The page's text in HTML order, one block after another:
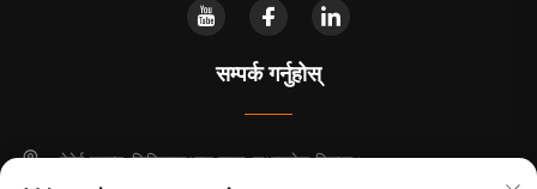
सम्पर्क गर्नुहोस्
हेबेई प्रान्त, शिजियाझुआङ सहर, लुआनचेङ जिल्ला।